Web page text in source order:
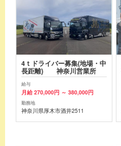
4ｔドライバー募集(地場・中
長距離) 神奈川営業所
給与
月給 270,000円 ～ 380,000円
勤務地
神奈川県厚木市酒井2511